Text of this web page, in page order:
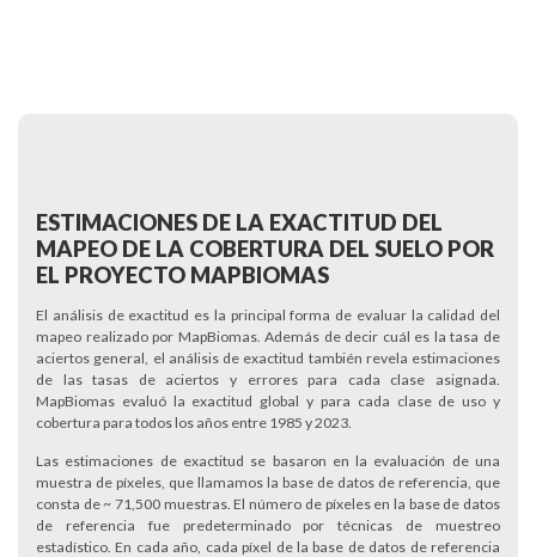
ESTIMACIONES DE LA EXACTITUD DEL
MAPEO DE LA COBERTURA DEL SUELO POR
EL PROYECTO MAPBIOMAS
El análisis de exactitud es la principal forma de evaluar la calidad del
mapeo realizado por MapBiomas. Además de decir cuál es la tasa de
aciertos general, el análisis de exactitud también revela estimaciones
de las tasas de aciertos y errores para cada clase asignada.
MapBiomas evaluó la exactitud global y para cada clase de uso y
cobertura para todos los años entre 1985 y 2023.
Las estimaciones de exactitud se basaron en la evaluación de una
muestra de píxeles, que llamamos la base de datos de referencia, que
consta de ~ 71,500 muestras. El número de píxeles en la base de datos
de referencia fue predeterminado por técnicas de muestreo
estadístico. En cada año, cada píxel de la base de datos de referencia